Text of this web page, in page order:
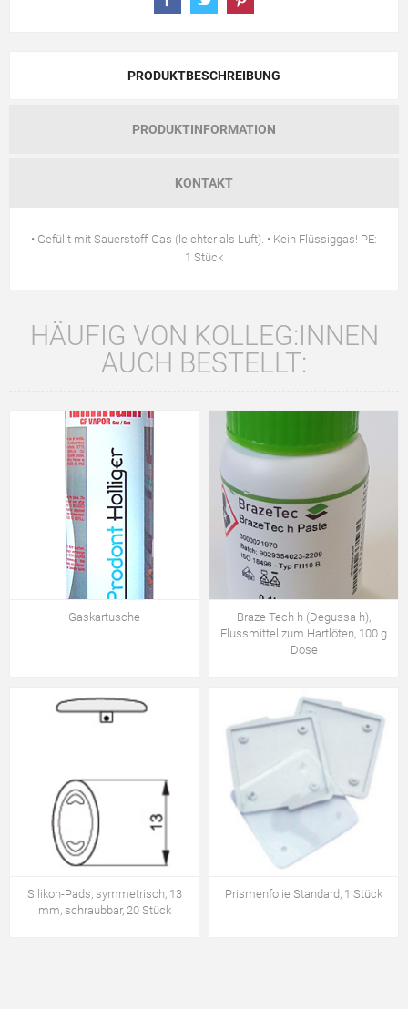
PRODUKTBESCHREIBUNG
PRODUKTINFORMATION
KONTAKT
• Gefüllt mit Sauerstoff-Gas (leichter als Luft). • Kein Flüssiggas! PE:
1 Stück
HÄUFIG VON KOLLEG:INNEN
AUCH BESTELLT:
Gaskartusche
Braze Tech h (Degussa h),
Flussmittel zum Hartlöten, 100 g
Dose
Silikon-Pads, symmetrisch, 13
mm, schraubbar, 20 Stück
Prismenfolie Standard, 1 Stück